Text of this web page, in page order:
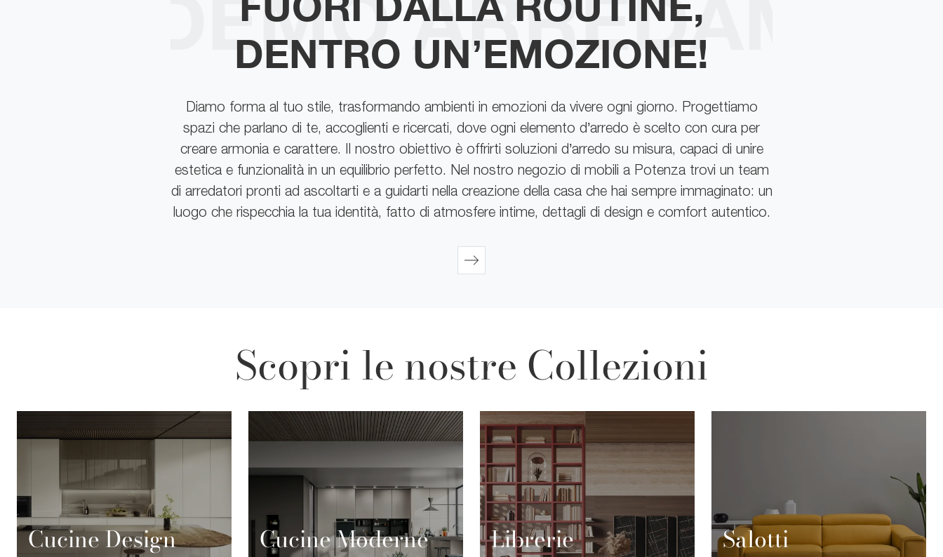
DENTRO UN’EMOZIONE!
Diamo forma al tuo stile, trasformando ambienti in emozioni da vivere ogni giorno. Progettiamo
spazi che parlano di te, accoglienti e ricercati, dove ogni elemento d’arredo è scelto con cura per
creare armonia e carattere. Il nostro obiettivo è offrirti soluzioni d’arredo su misura, capaci di unire
estetica e funzionalità in un equilibrio perfetto. Nel nostro negozio di mobili a Potenza trovi un team
di arredatori pronti ad ascoltarti e a guidarti nella creazione della casa che hai sempre immaginato: un
luogo che rispecchia la tua identità, fatto di atmosfere intime, dettagli di design e comfort autentico.
Scopri le nostre Collezioni
Cucine Design Cucine Moderne Librerie Salotti